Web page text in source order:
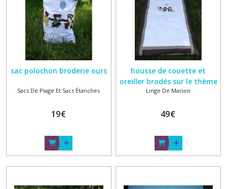
sac polochon broderie ours
Sacs De Plage Et Sacs Étanches
19€
housse de couette et
oreiller brodés sur le thème
des ours
Linge De Maison
49€